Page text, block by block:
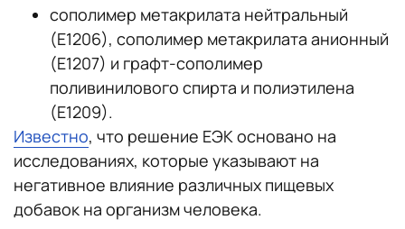
сополимер метакрилата нейтральный
(Е1206), сополимер метакрилата анионный
(Е1207) и графт-сополимер
поливинилового спирта и полиэтилена
(Е1209).
Известно, что решение ЕЭК основано на
исследованиях, которые указывают на
негативное влияние различных пищевых
добавок на организм человека.